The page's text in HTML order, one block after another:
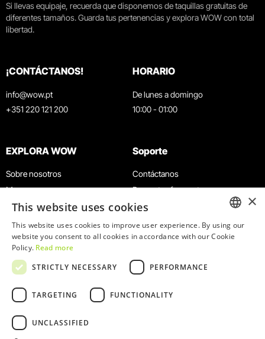
Si llevas equipaje, recuerda que disponemos de taquillas gratuitas de
diferentes tamaños. Guarda tus pertenencias y explora WOW con total
libertad.
¡CONTÁCTANOS!
info@wow.pt
+351 220 121 200
HORARIO
De lunes a domingo
10:00 - 01:00
EXPLORA WOW
Sobre nosotros
Museos
Agenda
Noticias
Restaurantes
Tarjeta WOW
Grupos y eventos
Servicio educativo
Soporte
Contáctanos
Preguntas frecuentes
Términos y condiciones
Política de privacidad y cookies
Trabaja con nosotros
Libro de reclamaciones
ENGLISH
×
This website uses cookies
This website uses cookies to improve user experience. By using our
website you consent to all cookies in accordance with our Cookie
Policy. Read more
STRICTLY NECESSARY
PERFORMANCE
TARGETING FUNCTIONALITY
UNCLASSIFIED